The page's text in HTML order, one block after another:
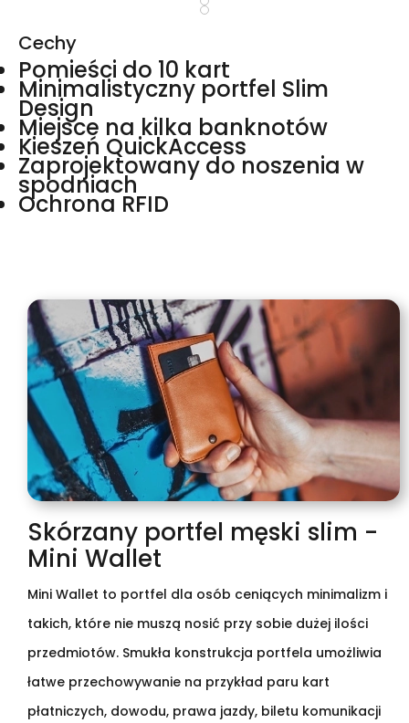
Cechy
Pomieści do 10 kart
Minimalistyczny portfel Slim
Design
Miejsce na kilka banknotów
Kieszeń QuickAccess
Zaprojektowany do noszenia w
spodniach
Ochrona RFID
Skórzany portfel męski slim -
Mini Wallet
Mini Wallet to portfel dla osób ceniących minimalizm i
takich, które nie muszą nosić przy sobie dużej ilości
przedmiotów. Smukła konstrukcja portfela umożliwia
łatwe przechowywanie na przykład paru kart
płatniczych, dowodu, prawa jazdy, biletu komunikacji